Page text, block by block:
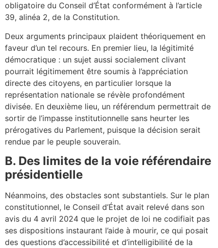
obligatoire du Conseil d’État conformément à l’article
39, alinéa 2, de la Constitution.
Deux arguments principaux plaident théoriquement en
faveur d’un tel recours. En premier lieu, la légitimité
démocratique : un sujet aussi socialement clivant
pourrait légitimement être soumis à l’appréciation
directe des citoyens, en particulier lorsque la
représentation nationale se révèle profondément
divisée. En deuxième lieu, un référendum permettrait de
sortir de l’impasse institutionnelle sans heurter les
prérogatives du Parlement, puisque la décision serait
rendue par le peuple souverain.
B. Des limites de la voie référendaire
présidentielle
Néanmoins, des obstacles sont substantiels. Sur le plan
constitutionnel, le Conseil d’État avait relevé dans son
avis du 4 avril 2024 que le projet de loi ne codifiait pas
ses dispositions instaurant l’aide à mourir, ce qui posait
des questions d’accessibilité et d’intelligibilité de la